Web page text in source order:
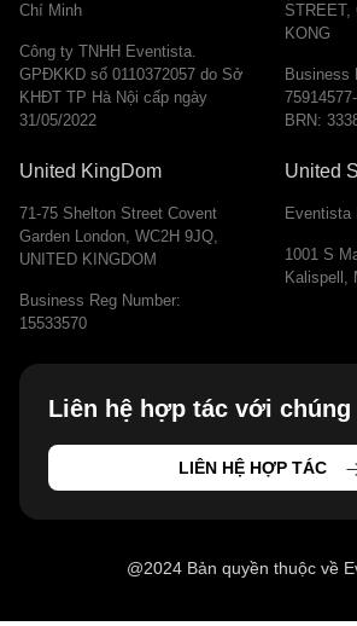
Chí Minh
Công ty TNHH Eventista.
GPĐKKD số 0110372057 do Sở
KHĐT TP Hà Nội cấp ngày
31/05/2022
STREET,
KONG
Business
BRN:
United KingDom
71-75 Shelton Street Covent
Garden London, WC2H 9JQ,
UNITED KINGDOM
Business Reg Number:
15533570
United
Eventista
1001 S
Kalispell,
Liên hệ hợp tác với chúng
LIÊN HỆ HỢP TÁC
@2024 Bản quyền thuộc về